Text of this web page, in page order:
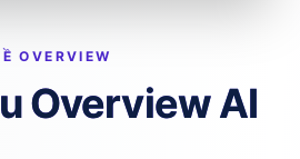
OVERVIEW
Overview AI